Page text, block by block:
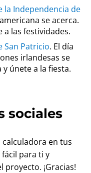
la Independencia de
se acerca.
a las festividades.
San Patricio. El día
irlandesas se
únete a la fiesta.
sociales
en tus
para ti y
¡Gracias!